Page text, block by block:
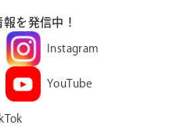
報を発信中！
Instagram
YouTube